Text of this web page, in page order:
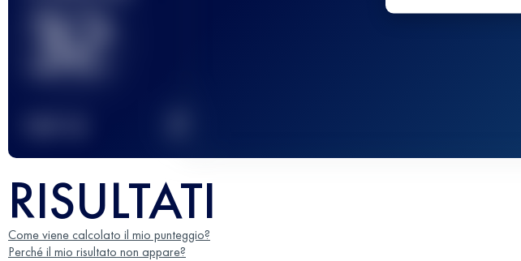
32
RISULTATI
Come viene calcolato il mio punteggio?
Perché il mio risultato non appare?